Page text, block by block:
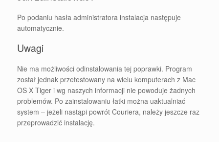
Po podaniu hasła administratora instalacja następuje
automatycznie.
Uwagi
Nie ma możliwości odinstalowania tej poprawki. Program
został jednak przetestowany na wielu komputerach z Mac
OS X Tiger i wg naszych informacji nie powoduje żadnych
problemów. Po zainstalowaniu łatki można uaktualniać
system – jeżeli nastąpi powrót Couriera, należy jeszcze raz
przeprowadzić instalację.